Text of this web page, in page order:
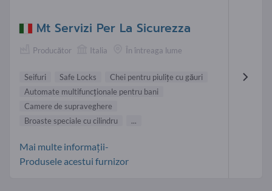
Mt Servizi Per La Sicurezza
Producător Italia În întreaga lume
Seifuri Safe Locks
Chei pentru piulițe cu găuri
Automate multifuncţionale pentru bani
Camere de supraveghere
Broaste speciale cu cilindru
...
Mai multe informații-
Produsele acestui furnizor